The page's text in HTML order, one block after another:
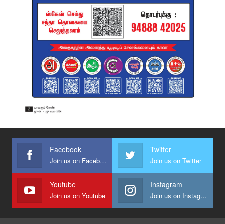
Facebook
Join us on Facebook
Twitter
Join us on Twitter
Youtube
Join us on Youtube
Instagram
Join us on Instagram